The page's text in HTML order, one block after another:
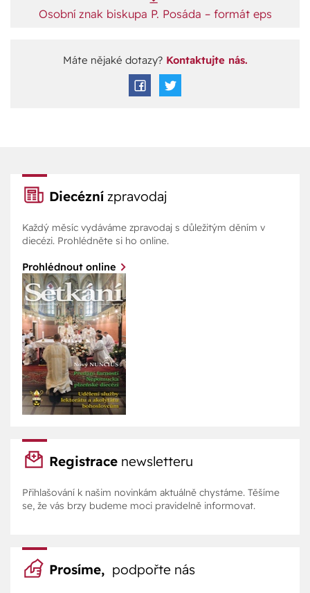
Osobní znak biskupa P. Posáda – formát eps
Máte nějaké dotazy?Kontaktujte nás.
Diecézní zpravodaj
Každý měsíc vydáváme zpravodaj s důležitým děním v
diecézi. Prohlédněte si ho online.
Prohlédnout online
Registrace newsletteru
Přihlašování k našim novinkám aktuálně chystáme. Těšíme
se, že vás brzy budeme moci pravidelně informovat.
Prosíme, podpořte nás